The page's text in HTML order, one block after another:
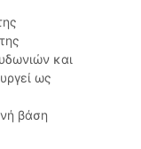
και
ως
βάση